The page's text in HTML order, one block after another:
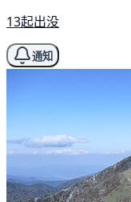
13起出没
通知